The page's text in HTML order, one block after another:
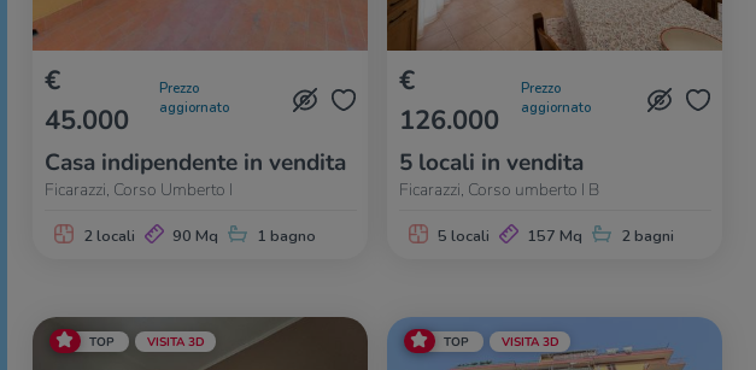
€
45.000
Prezzo
aggiornato
Casa indipendente in vendita
Ficarazzi, Corso Umberto I
2 locali 90 Mq 1 bagno
€
126.000
Prezzo
aggiornato
5 locali in vendita
Ficarazzi, Corso umberto I B
5 locali 157 Mq 2 bagni
TOP VISITA 3D TOP VISITA 3D